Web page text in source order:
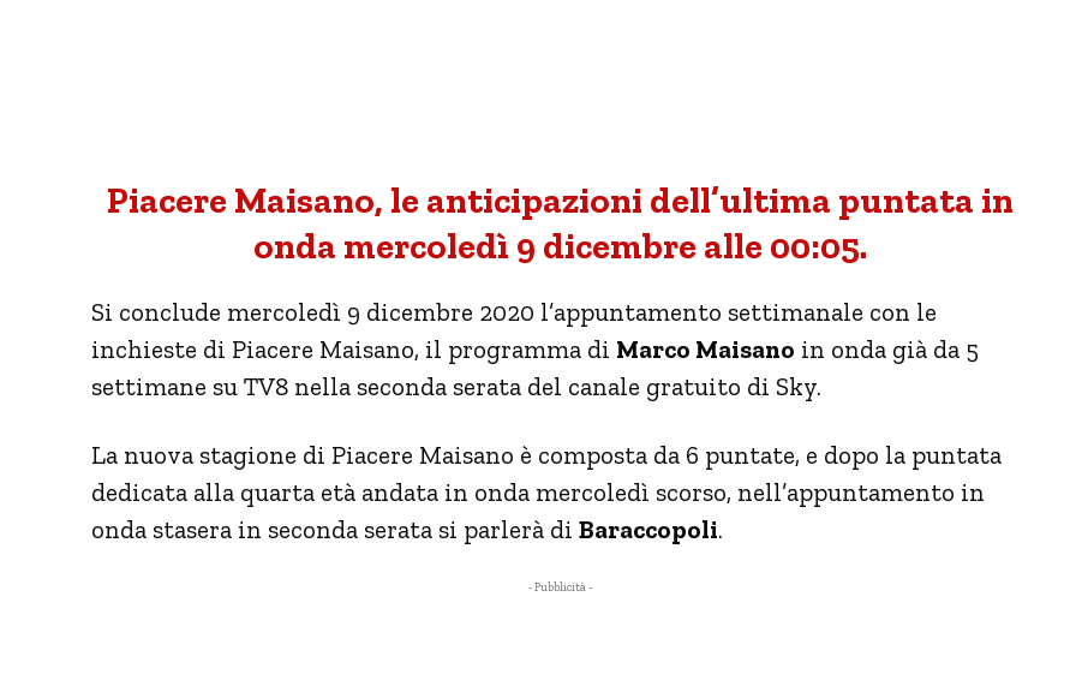
Piacere Maisano, le anticipazioni dell’ultima puntata in
onda mercoledì 9 dicembre alle 00:05.
Si conclude mercoledì 9 dicembre 2020 l’appuntamento settimanale con le
inchieste di Piacere Maisano, il programma di Marco Maisano in onda già da 5
settimane su TV8 nella seconda serata del canale gratuito di Sky.
La nuova stagione di Piacere Maisano è composta da 6 puntate, e dopo la puntata
dedicata alla quarta età andata in onda mercoledì scorso, nell’appuntamento in
onda stasera in seconda serata si parlerà di Baraccopoli.
- Pubblicità -